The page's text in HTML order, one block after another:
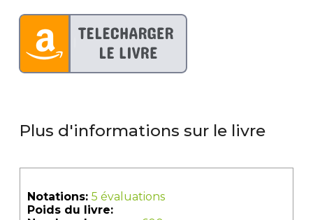
Plus d'informations sur le livre
Notations: 5 évaluations
Poids du livre: